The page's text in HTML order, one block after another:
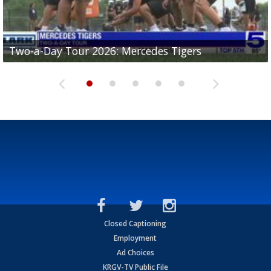
Two-a-Day Tour 2026: Mercedes Tigers
Two-a-Day Tour 2026: Progreso Red Ants
Two-a-Day Tour 2026: Donna Redskins
Two-a-Day Tour 2026: Brownsville Pace Vikings
Two-a-Day Tour 2026: La Joya Coyotes
Closed Captioning
Employment
Ad Choices
KRGV-TV Public File